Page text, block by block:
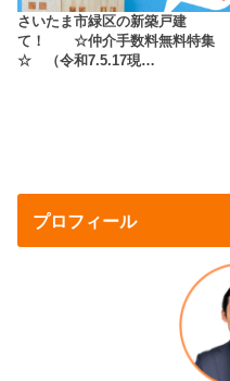
さいたま市緑区の新築戸建
て！ ☆仲介手数料無料特集
☆ （令和7.5.17現…
プロフィール